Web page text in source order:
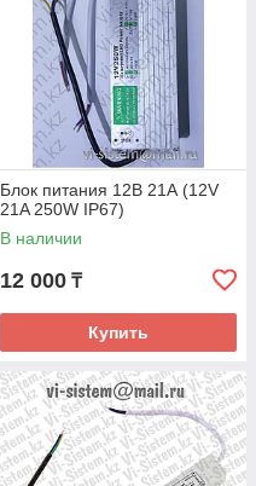
Блок питания 12В 21А (12V
21A 250W IP67)
В наличии
12 000 ₸
Купить